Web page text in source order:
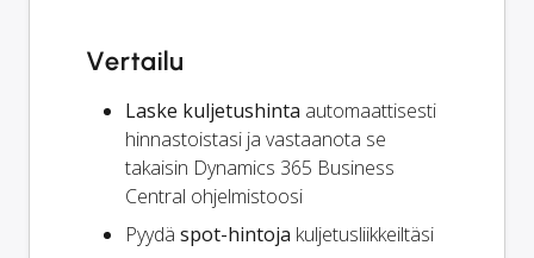
Vertailu
Laske kuljetushinta automaattisesti
hinnastoistasi ja vastaanota se
takaisin Dynamics 365 Business
Central ohjelmistoosi
Pyydä spot-hintoja kuljetusliikkeiltäsi